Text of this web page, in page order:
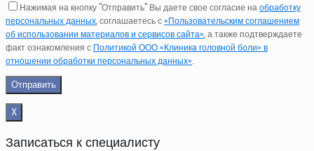
Нажимая на кнопку "Отправить" Вы даете свое согласие наобработку
персональных данных, соглашаетесь с«Пользовательским соглашением
об использовании материалов и сервисов сайта», а также подтверждаете
факт ознакомления с Политикой ООО «Клиника головной боли» в
отношении обработки персональных данных».
X
Записаться к специалисту